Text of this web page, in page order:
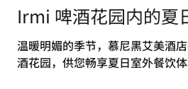
Irmi 啤酒花园内的夏
温暖明媚的季节，慕尼黑艾美酒
酒花园，供您畅享夏日室外餐饮体